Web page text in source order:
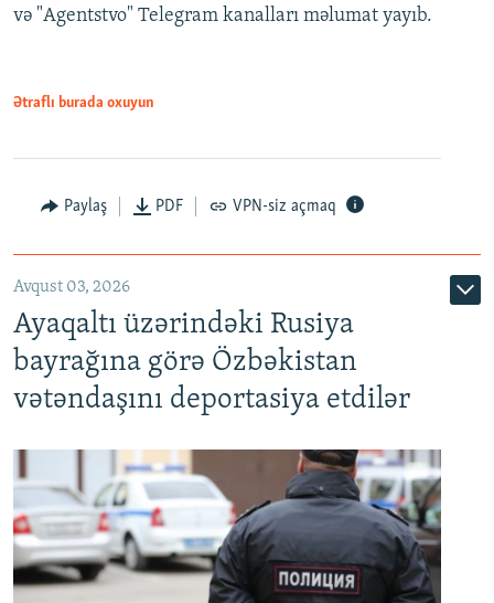
və "Agentstvo" Telegram kanalları məlumat yayıb.
Ətraflı burada oxuyun
Paylaş PDF VPN-siz açmaq
Avqust 03, 2026
Ayaqaltı üzərindəki Rusiya
bayrağına görə Özbəkistan
vətəndaşını deportasiya etdilər